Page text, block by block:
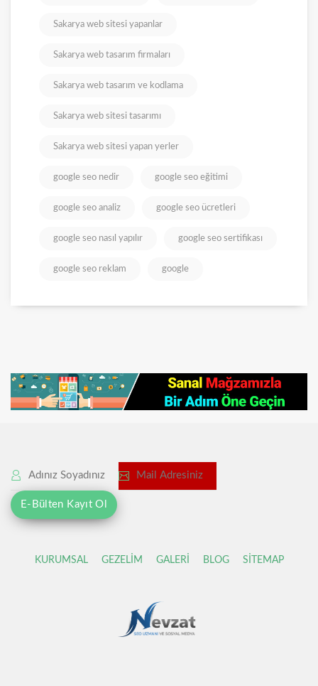
Sakarya web sitesi yapanlar
Sakarya web tasarım firmaları
Sakarya web tasarım ve kodlama
Sakarya web sitesi tasarımı
Sakarya web sitesi yapan yerler
google seo nedir google seo eğitimi
google seo analiz google seo ücretleri
google seo nasıl yapılır google seo sertifikası
google seo reklam google
KURUMSAL GEZELİM GALERİ BLOG SİTEMAP